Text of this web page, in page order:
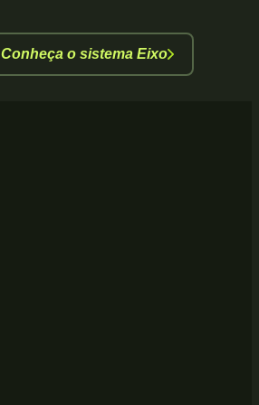
Conheça o sistema Eixo